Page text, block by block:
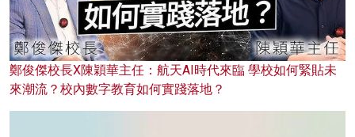
鄭俊傑校長X陳穎華主任：航天AI時代來臨 學校如何緊貼未
來潮流？校內數字教育如何實踐落地？